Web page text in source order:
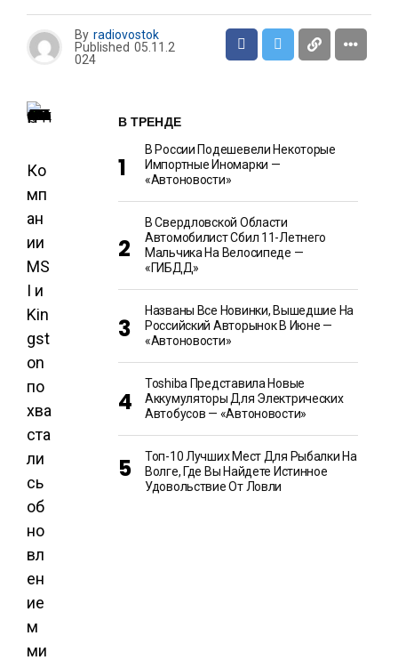
By radiovostok
Published 05.11.2
024
Ко
мп
ан
ии
MS
I и
Kin
gst
on
по
хва
ста
ли
сь
об
но
вл
ен
ие
м
ми
В ТРЕНДЕ
В России Подешевели Некоторые
Импортные Иномарки —
«Автоновости»
В Свердловской Области
Автомобилист Сбил 11-Летнего
Мальчика На Велосипеде —
«ГИБДД»
Названы Все Новинки, Вышедшие На
Российский Авторынок В Июне —
«Автоновости»
Toshiba Представила Новые
Аккумуляторы Для Электрических
Автобусов — «Автоновости»
Топ-10 Лучших Мест Для Рыбалки На
Волге, Где Вы Найдете Истинное
Удовольствие От Ловли